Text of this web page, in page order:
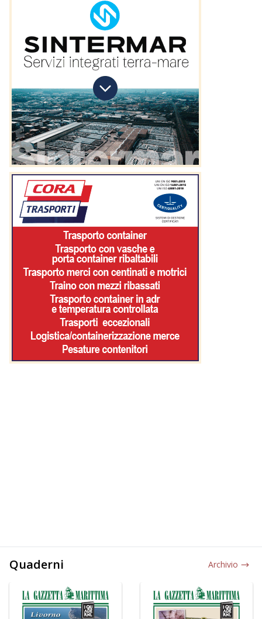
Quaderni Archivio